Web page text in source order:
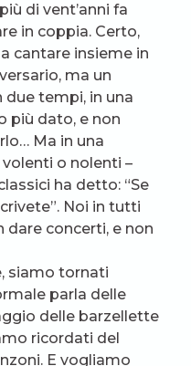
di vent’anni fa
in coppia. Certo,
cantare insieme in
ma un
due tempi, in una
più dato, e non
Ma in una
o nolenti –
ha detto: “Se
Noi in tutti
concerti, e non
siamo tornati
parla delle
delle barzellette
ricordati del
E vogliamo